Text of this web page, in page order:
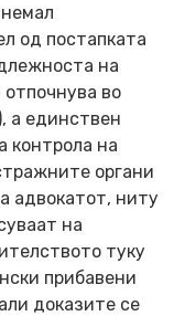
од постапката
на
во
а единствен
контрола на
органи
адвокатот, ниту
на
туку
прибавени
доказите се